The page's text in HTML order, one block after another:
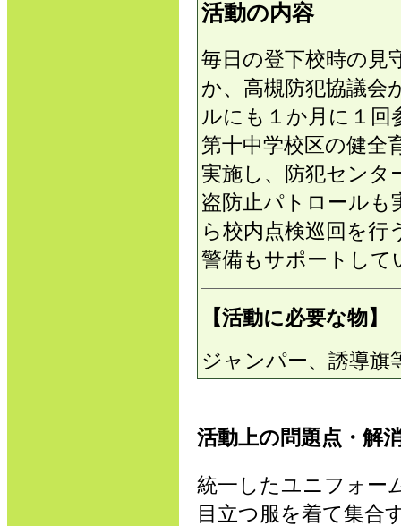
活動の内容
毎日の登下校時の見
か、高槻防犯協議会
ルにも１か月に１回
第十中学校区の健全
実施し、防犯センタ
盗防止パトロールも
ら校内点検巡回を行
警備もサポートして
【活動に必要な物】
ジャンパー、誘導旗
活動上の問題点・解
統一したユニフォー
目立つ服を着て集合